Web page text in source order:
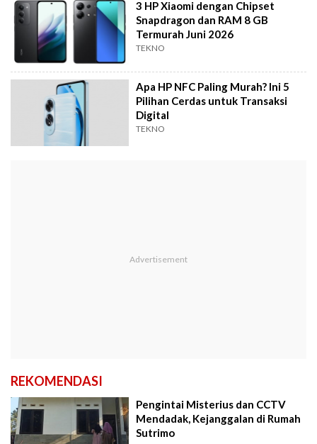
3 HP Xiaomi dengan Chipset
Snapdragon dan RAM 8 GB
Termurah Juni 2026
TEKNO
Apa HP NFC Paling Murah? Ini 5
Pilihan Cerdas untuk Transaksi
Digital
TEKNO
REKOMENDASI
Pengintai Misterius dan CCTV
Mendadak, Kejanggalan di Rumah
Sutrimo